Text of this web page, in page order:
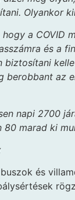
Olyankor
a COVID
és a
biztosítani
berobbant az
napi 2700
marad ki
és